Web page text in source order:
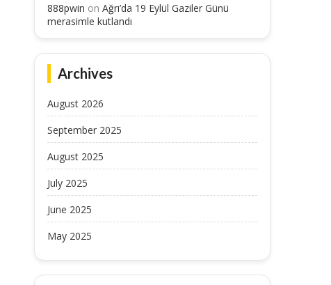
Dışişleri Bakanı Fidan, Malezya’da
Bernama TV’nin sorularını yanıtladı...
Dışişleri Bakanı Fidan:
888pwin on Ağrı’da 19 Eylül Gaziler Günü
merasimle kutlandı
Archives
August 2026
September 2025
August 2025
July 2025
June 2025
May 2025